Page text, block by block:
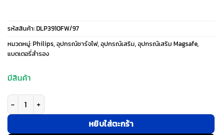
price
was:
price
is:
รหัสสินค้า:DLP3910FW/97
หมวดหมู่:Philips, อุปกรณ์ชาร์จไฟ, อุปกรณ์เสริม, อุปกรณ์เสริม Magsafe,
แบตเตอรี่สำรอง
มีสินค้า
จำนวน Philips รุ่น Magnetic Wireless Battery Pack - พาวเวอร์แบงค์ไร้ส
หยิบใส่ตะกร้า